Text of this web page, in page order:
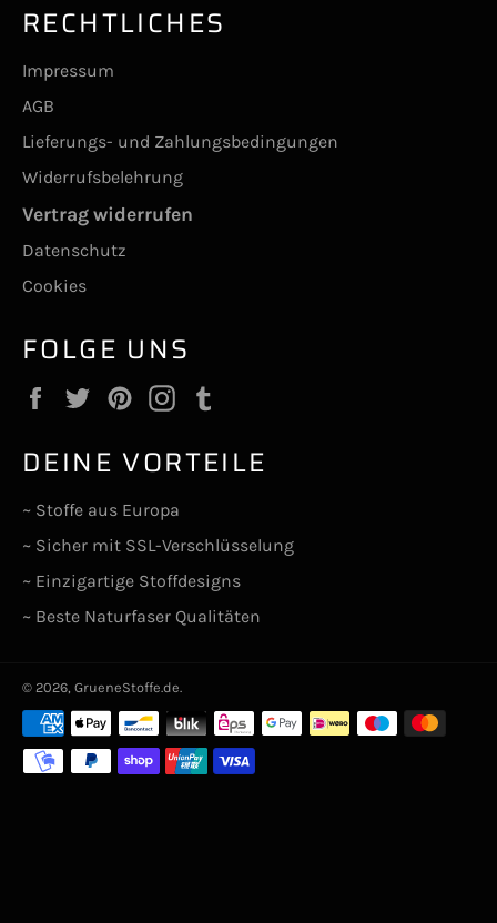
RECHTLICHES
Impressum
AGB
Lieferungs- und Zahlungsbedingungen
Widerrufsbelehrung
Vertrag widerrufen
Datenschutz
Cookies
FOLGE UNS
FacebookTwitterPinterestInstagram
DEINE VORTEILE
~ Stoffe aus Europa
~ Sicher mit SSL-Verschlüsselung
~ Einzigartige Stoffdesigns
~ Beste Naturfaser Qualitäten
© 2026, GrueneStoffe.de.
Zahlungsarten